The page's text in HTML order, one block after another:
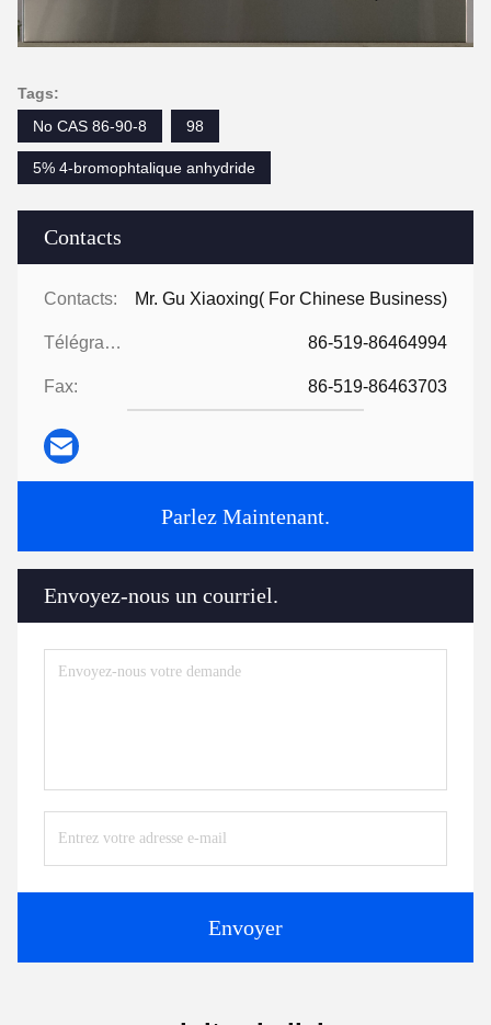
Contacts
Contacts: Mr. Gu Xiaoxing( For Chinese Business)
Télégramme: 86-519-86464994
Fax: 86-519-86463703
Parlez Maintenant.
Envoyez-nous un courriel.
Envoyer
Tags:
No CAS 86-90-8
98
5% 4-bromophtalique anhydride